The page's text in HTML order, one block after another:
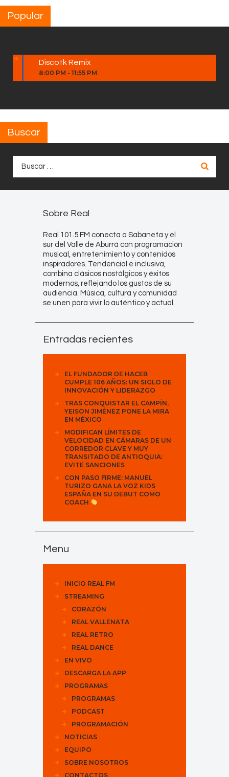
Popular
Discotk Remix
8:00 PM - 11:55 PM
Buscar
Sobre Real
Real 101.5 FM conecta a Sabaneta y el
sur del Valle de Aburrá con programación
musical, entretenimiento y contenidos
inspiradores. Tendencial e inclusiva,
combina clásicos nostálgicos y éxitos
modernos, reflejando los gustos de su
audiencia. Música, cultura y comunidad
se unen para vivir lo auténtico y actual.
Entradas recientes
EL FUNDADOR DE HACEB
CUMPLE 106 AÑOS: UN SIGLO DE
INNOVACIÓN Y LIDERAZGO
TRAS CONQUISTAR EL CAMPÍN,
YEISON JIMÉNEZ PONE LA MIRA
EN MÉXICO
MODIFICAN LÍMITES DE
VELOCIDAD EN CÁMARAS DE UN
CORREDOR CLAVE Y MUY
TRANSITADO DE ANTIOQUIA:
EVITE SANCIONES
CON PASO FIRME: MANUEL
TURIZO GANA LA VOZ KIDS
ESPAÑA EN SU DEBUT COMO
COACH
Menu
INICIO REAL FM
STREAMING
CORAZÓN
REAL VALLENATA
REAL RETRO
REAL DANCE
EN VIVO
DESCARGA LA APP
PROGRAMAS
PROGRAMAS
PODCAST
PROGRAMACIÓN
NOTICIAS
EQUIPO
SOBRE NOSOTROS
CONTACTOS